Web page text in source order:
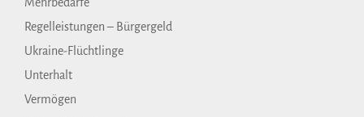
Mehrbedarfe
Regelleistungen – Bürgergeld
Ukraine-Flüchtlinge
Unterhalt
Vermögen